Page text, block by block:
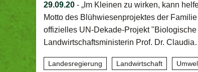
29.09.20 - „Im Kleinen zu wirken, kann
Motto des Blühwiesenprojektes der
offizielles UN-​Dekade-Projekt
Landwirtschaftsministerin Prof. Dr.
Landesregierung Landwirtschaft